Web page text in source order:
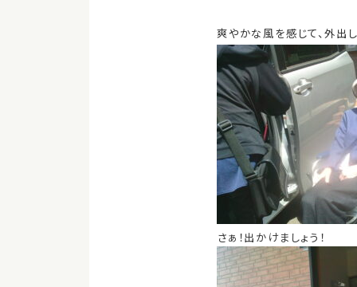
爽やかな風を感じて、外出
さぁ！出かけましょう！